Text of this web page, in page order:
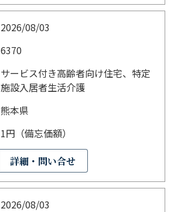
2026/08/03
6370
サービス付き高齢者向け住宅、特定
施設入居者生活介護
熊本県
1円（備忘価額）
詳細・問い合せ
2026/08/03